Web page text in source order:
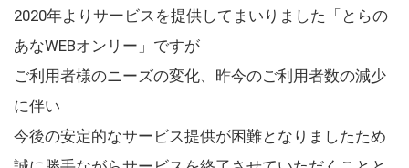
2020年よりサービスを提供してまいりました「とらの
あなWEBオンリー」ですが
ご利用者様のニーズの変化、昨今のご利用者数の減少
に伴い
今後の安定的なサービス提供が困難となりましたため